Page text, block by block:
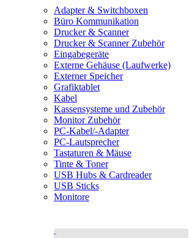
Adapter & Switchboxen
Büro Kommunikation
Drucker & Scanner
Drucker & Scanner Zubehör
Eingabegeräte
Externe Gehäuse (Laufwerke)
Externer Speicher
Grafiktablet
Kabel
Kassensysteme und Zubehör
Monitor Zubehör
PC-Kabel/-Adapter
PC-Lautsprecher
Tastaturen & Mäuse
Tinte & Toner
USB Hubs & Cardreader
USB Sticks
Monitore